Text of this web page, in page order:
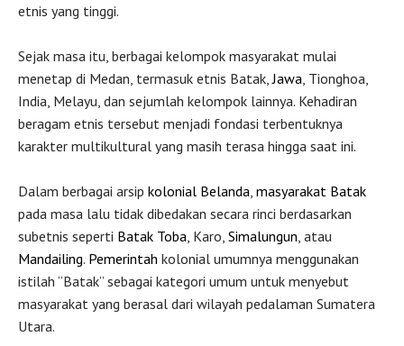
etnis yang tinggi.
Sejak masa itu, berbagai kelompok masyarakat mulai
menetap di Medan, termasuk etnis Batak,Jawa , Tionghoa,
India, Melayu, dan sejumlah kelompok lainnya. Kehadiran
beragam etnis tersebut menjadi fondasi terbentuknya
karakter multikultural yang masih terasa hingga saat ini.
Dalam berbagai arsip kolonial Belanda masyarakat Batak
pada masa lalu tidak dibedakan secara rinci berdasarkan
subetnis seperti Batak Toba , Karo, Simalungun , atau
Mandailing. Pemerintah kolonial umumnya menggunakan
istilah “Batak” sebagai kategori umum untuk menyebut
masyarakat yang berasal dari wilayah pedalaman Sumatera
Utara.